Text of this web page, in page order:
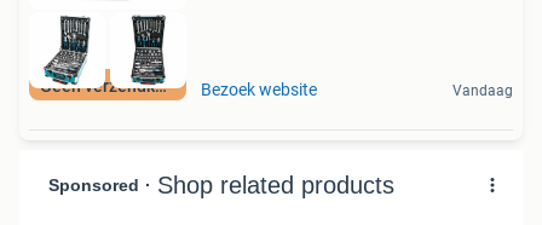
Geen verzendkosten Bezoek website Vandaag